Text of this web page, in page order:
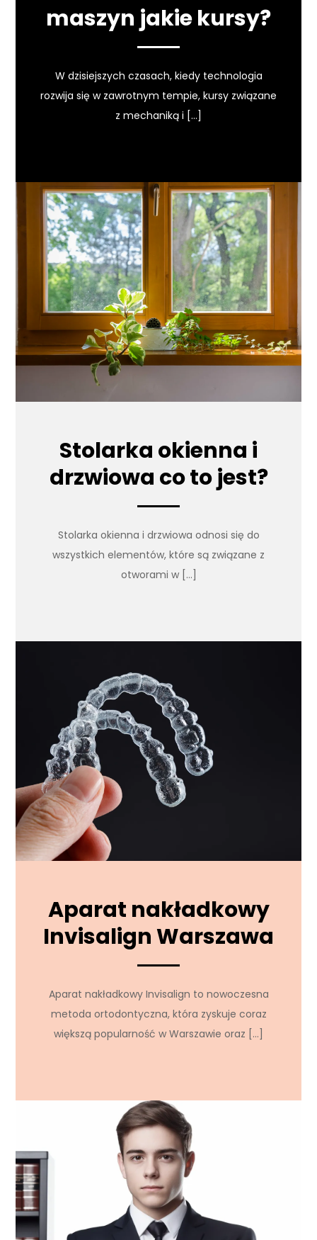
maszyn jakie kursy?
W dzisiejszych czasach, kiedy technologia
rozwija się w zawrotnym tempie, kursy związane
z mechaniką i […]
Stolarka okienna i
drzwiowa co to jest?
Stolarka okienna i drzwiowa odnosi się do
wszystkich elementów, które są związane z
otworami w […]
Aparat nakładkowy
Invisalign Warszawa
Aparat nakładkowy Invisalign to nowoczesna
metoda ortodontyczna, która zyskuje coraz
większą popularność w Warszawie oraz […]